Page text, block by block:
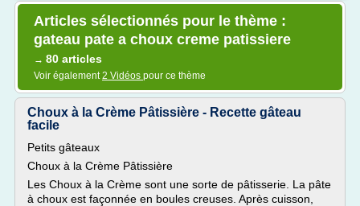
Articles sélectionnés pour le thème :
gateau pate a choux creme patissiere
→ 80 articles
Voir également2 Vidéos pour ce thème
Choux à la Crème Pâtissière - Recette gâteau
facile
Petits gâteaux
Choux à la Crème Pâtissière
Les Choux à la Crème sont une sorte de pâtisserie. La pâte
à choux est façonnée en boules creuses. Après cuisson,